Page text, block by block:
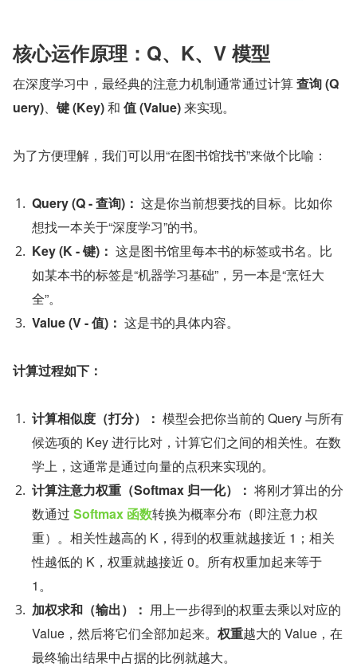
核心运作原理：Q、K、V 模型
在深度学习中，最经典的注意力机制通常通过计算 查询 (Q
uery)、 键 (Key) 和 值 (Value) 来实现。
为了方便理解，我们可以用“在图书馆找书”来做个比喻：
Query (Q - 查询)： 这是你当前想要找的目标。比如你
想找一本关于“深度学习”的书。
Key (K - 键)： 这是图书馆里每本书的标签或书名。比
如某本书的标签是“机器学习基础”，另一本是“烹饪大
全”。
Value (V - 值)： 这是书的具体内容。
计算过程如下：
计算相似度（打分）： 模型会把你当前的 Query 与所有
候选项的 Key 进行比对，计算它们之间的相关性。在数
学上，这通常是通过向量的点积来实现的。
计算注意力权重（Softmax 归一化）： 将刚才算出的分
数通过 Softmax 函数转换为概率分布（即注意力权
重）。相关性越高的 K，得到的权重就越接近 1；相关
性越低的 K，权重就越接近 0。所有权重加起来等于
1。
加权求和（输出）： 用上一步得到的权重去乘以对应的
Value，然后将它们全部加起来。 权重越大的 Value，在
最终输出结果中占据的比例就越大。